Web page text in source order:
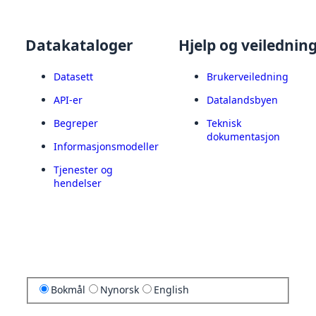
Datakataloger
Datasett
API-er
Begreper
Informasjonsmodeller
Tjenester og
hendelser
Hjelp og
Brukerveiledning
Datalandsbyen
Teknisk
dokumentasjon
Bokmål Nynorsk English